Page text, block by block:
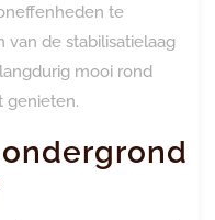
te
van de stabilisatielaag
mooi rond
genieten.